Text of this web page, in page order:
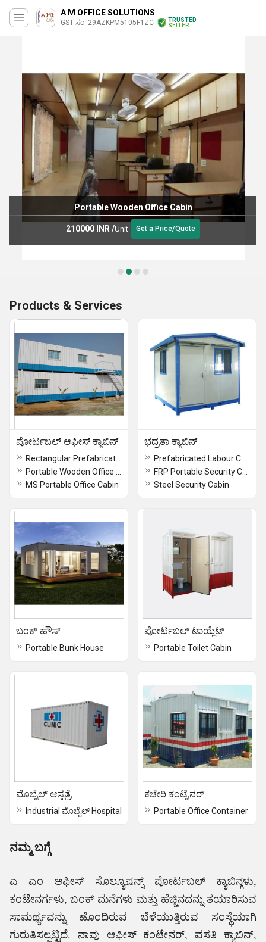
A M OFFICE SOLUTIONS
GST ಸಂ. 29AZKPM5105F1ZC
TRUSTED
SELLER
Portable Wooden Office Cabin
210000 INR /Unit Get a Price/Quote
Products & Services
ಪೋರ್ಟಬಲ್ ಆಫೀಸ್ ಕ್ಯಾಬಿನ್
MS Portable Office Cabin
ಭದ್ರತಾ ಕ್ಯಾಬಿನ್
Steel Security Cabin
ಬಂಕ್ ಹೌಸ್
Portable Bunk House
ಪೋರ್ಟಬಲ್ ಟಾಯ್ಲೆಟ್
Portable Toilet Cabin
ಮೊಬೈಲ್ ಆಸ್ಪತ್ರೆ
Industrial ಮೊಬೈಲ್ Hospital
ಕಚೇರಿ ಕಂಟೈನರ್
Portable Office Container
ನಮ್ಮ ಬಗ್ಗೆ
ಎ ಎಂ ಆಫೀಸ್ ಸೊಲ್ಯೂಷನ್ಸ್ ಪೋರ್ಟಬಲ್ ಕ್ಯಾಬಿನ್ಗಳು,
ಕಂಟೇನರ್ಗಳು, ಬಂಕ್ ಮನೆಗಳು ಮತ್ತು ಹೆಚ್ಚಿನದನ್ನು ತಯಾರಿಸುವ
ಸಾಮರ್ಥ್ಯವನ್ನು ಹೊಂದಿರುವ ಬೆಳೆಯುತ್ತಿರುವ ಸಂಸ್ಥೆಯಾಗಿ
ಗುರುತಿಸಲ್ಪಟ್ಟಿದೆ. ನಾವು ಆಫೀಸ್ ಕಂಟೇನರ್, ವಸತಿ ಕ್ಯಾಬಿನ್,